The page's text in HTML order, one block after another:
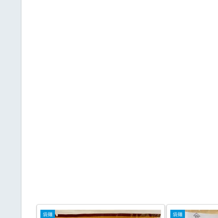
袋麺 袋麺